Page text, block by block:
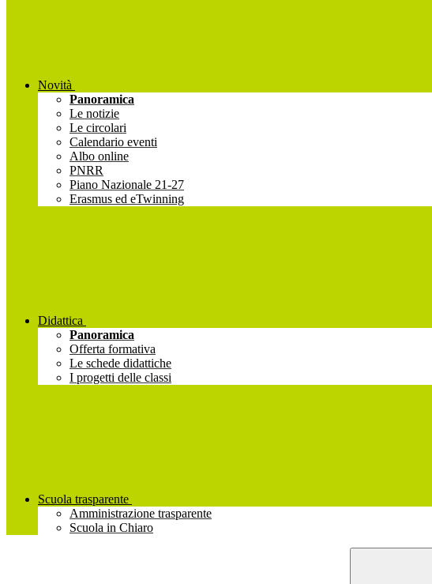
Novità
Panoramica
Le notizie
Le circolari
Calendario eventi
Albo online
PNRR
Piano Nazionale 21-27
Erasmus ed eTwinning
Didattica
Panoramica
Offerta formativa
Le schede didattiche
I progetti delle classi
Scuola trasparente
Amministrazione trasparente
Scuola in Chiaro